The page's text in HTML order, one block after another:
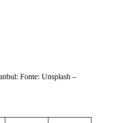
Fonte: Unsplash –